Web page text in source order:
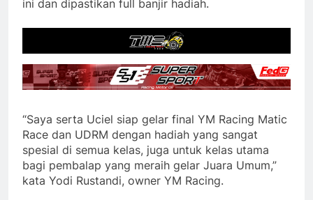
ini dan dipastikan full banjir hadiah.
“Saya serta Uciel siap gelar final YM Racing Matic
Race dan UDRM dengan hadiah yang sangat
spesial di semua kelas, juga untuk kelas utama
bagi pembalap yang meraih gelar Juara Umum,”
kata Yodi Rustandi, owner YM Racing.